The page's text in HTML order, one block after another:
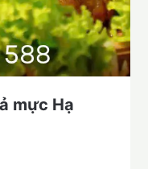
mực Hạ